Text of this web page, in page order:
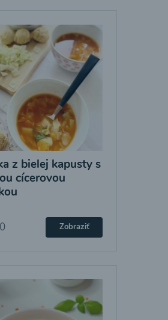
z bielej kapusty s
cícerovou
Zobraziť